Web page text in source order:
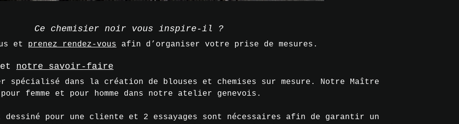
Ce chemisier noir vous inspire-il ?
et prenez rendez-vous afin d’organiser votre prise de mesures.
et notre savoir-faire
spécialisé dans la création de blouses et chemises sur mesure. Notre Maître
femme et pour homme dans notre atelier genevois.
dessiné pour une cliente et 2 essayages sont nécessaires afin de garantir un